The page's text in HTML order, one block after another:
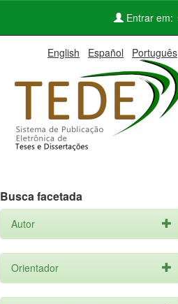
Entrar em:
English Español Português
Busca facetada
Autor
Orientador